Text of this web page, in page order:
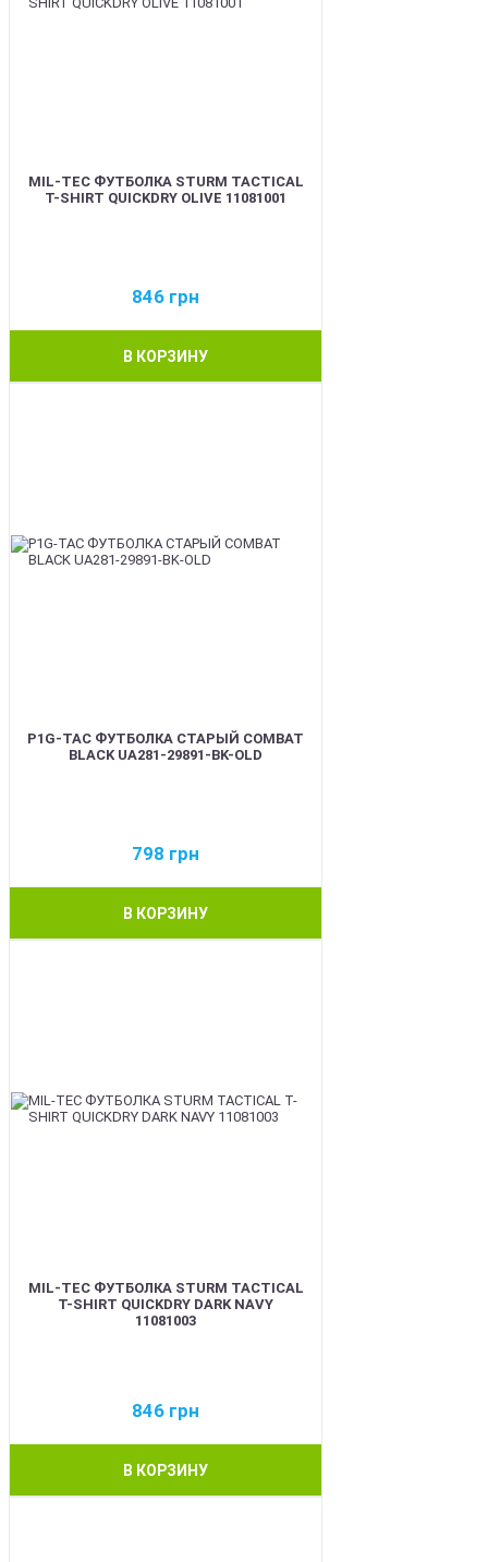
MIL-TEC ФУТБОЛКА STURM TACTICAL
T-SHIRT QUICKDRY OLIVE 11081001
846 грн
В КОРЗИНУ
P1G-TAC ФУТБОЛКА СТАРЫЙ COMBAT
BLACK UA281-29891-BK-OLD
798 грн
В КОРЗИНУ
MIL-TEC ФУТБОЛКА STURM TACTICAL
T-SHIRT QUICKDRY DARK NAVY
11081003
846 грн
В КОРЗИНУ